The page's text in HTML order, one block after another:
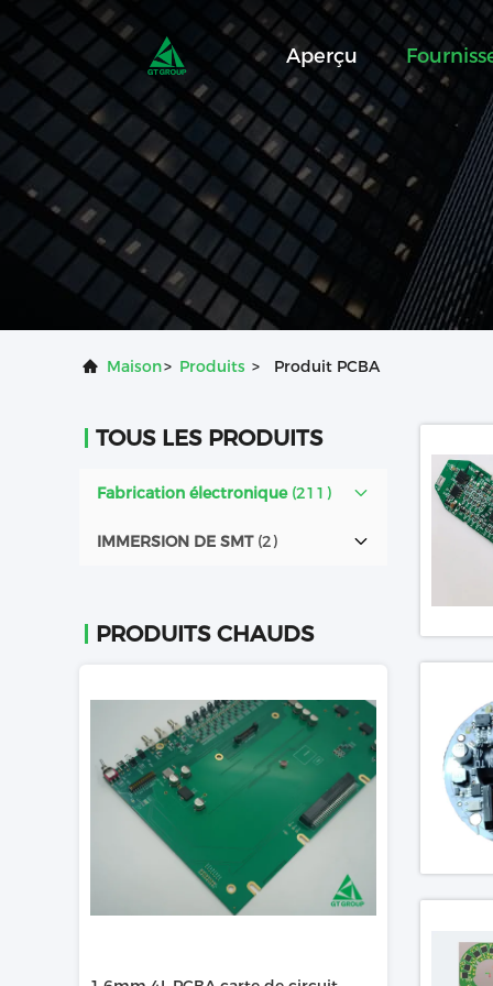
Aperçu
Maison> Produits > Produit PCBA
TOUS LES PRODUITS
Fabrication électronique(211)
IMMERSION DE SMT(2)
PRODUITS CHAUDS